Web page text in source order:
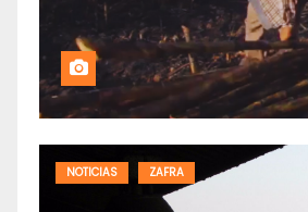
NOTICIAS ZAFRA